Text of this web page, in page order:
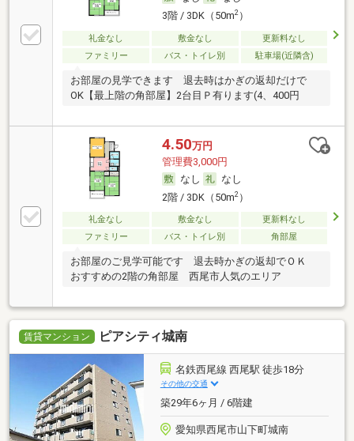
3階 / 3DK（50m2）
礼金なし 敷金なし
更新料なし
ファミリー
バス・トイレ別 駐車場(近隣含)
お部屋の見学できます 退去時はかぎの返却だけで
OK【最上階の角部屋】2台目Ｐ有ります(4、400円
4.50万円
管理費3,000円
なし
なし
2階 / 3DK（50m2）
礼金なし 敷金なし
更新料なし
ファミリー
バス・トイレ別 角部屋
お部屋のご見学可能です 退去時かぎの返却でＯＫ
おすすめの2階の角部屋 西尾市人気のエリア
賃貸マンション ピアシティ城南
名鉄西尾線 西尾駅 徒歩18分
その他の交通
築29年6ヶ月 / 6階建
愛知県西尾市山下町城南